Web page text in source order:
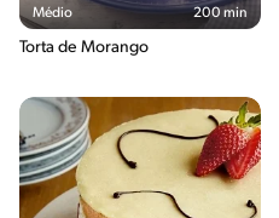
Médio 200 min
Torta de Morango